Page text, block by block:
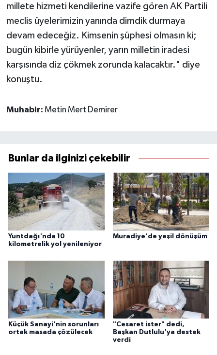
millete hizmeti kendilerine vazife gören AK Partili
meclis üyelerimizin yanında dimdik durmaya
devam edeceğiz. Kimsenin şüphesi olmasın ki;
bugün kibirle yürüyenler, yarın milletin iradesi
karşısında diz çökmek zorunda kalacaktır." diye
konuştu.
Muhabir: Metin Mert Demirer
Bunlar da ilginizi çekebilir
Yuntdağı'nda 10
kilometrelik yol yenileniyor
Muradiye'de yeşil dönüşüm
Küçük Sanayi'nin sorunları
ortak masada çözülecek
"Cesaret ister" dedi,
Başkan Dutlulu'ya destek
verdi